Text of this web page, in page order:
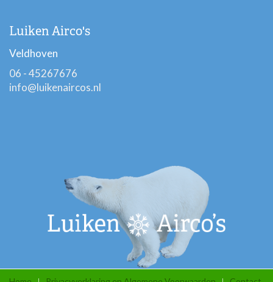
Luiken Airco's
Veldhoven
06 - 45267676
info@luikenaircos.nl